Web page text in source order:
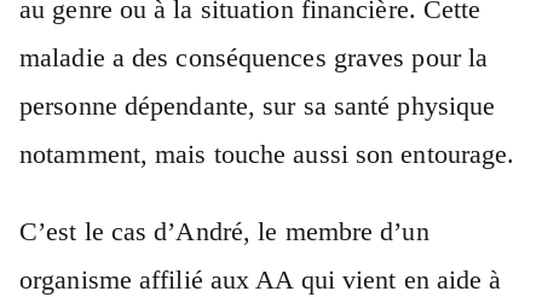
au genre ou à la situation financière. Cette
maladie a des conséquences graves pour la
personne dépendante, sur sa santé physique
notamment, mais touche aussi son entourage.
C’est le cas d’André, le membre d’un
organisme affilié aux AA qui vient en aide à